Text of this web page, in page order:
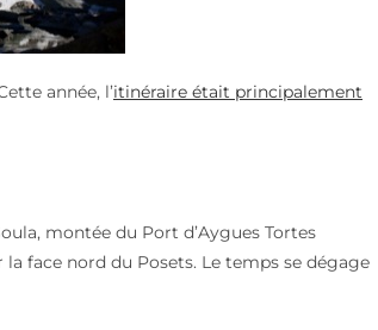
année, l’itinéraire était principalement
montée du Port d’Aygues Tortes
face nord du Posets. Le temps se dégage